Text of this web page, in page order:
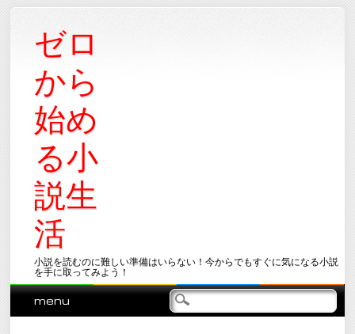
ゼロ
から
始め
る小
説生
活
小説を読むのに難しい準備はいらない！今からでもすぐに気になる小説
を手に取ってみよう！
Main menu
Skip
menu